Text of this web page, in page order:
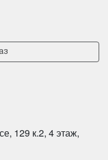
129 к.2, 4 этаж,